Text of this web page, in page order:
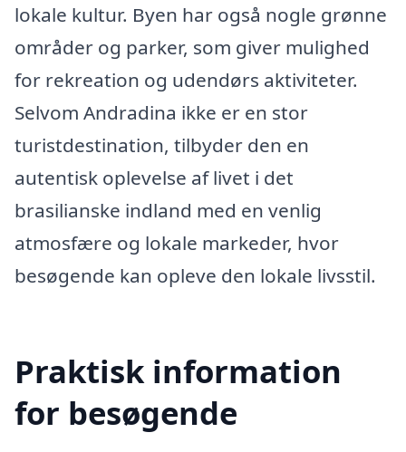
lokale kultur. Byen har også nogle grønne
områder og parker, som giver mulighed
for rekreation og udendørs aktiviteter.
Selvom Andradina ikke er en stor
turistdestination, tilbyder den en
autentisk oplevelse af livet i det
brasilianske indland med en venlig
atmosfære og lokale markeder, hvor
besøgende kan opleve den lokale livsstil.
Praktisk information
for besøgende